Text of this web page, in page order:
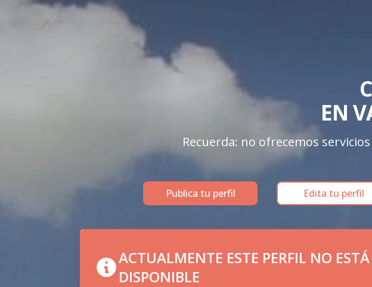
EN
Recuerda: no ofrecemos
Publica tu perfil Edita tu perfil
ACTUALMENTE ESTE PERFIL NO ESTÁ
DISPONIBLE